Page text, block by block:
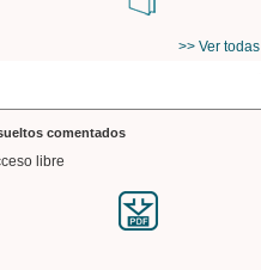
>> Ver todas
comentados
libre